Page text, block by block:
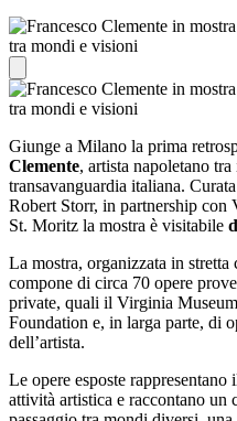
Giunge a Milano la prima
Clemente, artista napoletano
transavanguardia italiana.
Robert Storr, in partnership
St. Moritz la mostra è visitabile
La mostra, organizzata in
compone di circa 70 opere
private, quali il Virginia
Foundation e, in larga parte, di
dell’artista.
Le opere esposte
attività artistica e raccontano un